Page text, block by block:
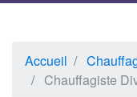
Accueil
Chauffagiste